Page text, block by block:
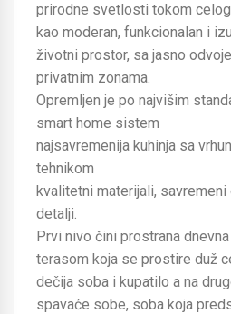
prirodne svetlosti tokom celog
kao moderan, funkcionalan i
životni prostor, sa jasno
privatnim zonama.
Opremljen je po najvišim
smart home sistem
najsavremenija kuhinja sa
tehnikom
kvalitetni materijali,
detalji.
Prvi nivo čini prostrana
terasom koja se prostire duž
dečija soba i kupatilo a na
spavaće sobe, soba koja